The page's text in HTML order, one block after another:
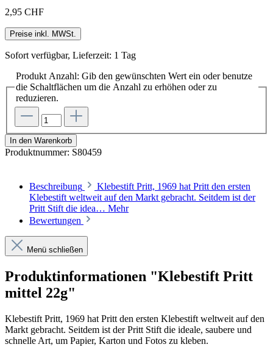
2,95 CHF
Preise inkl. MWSt.
Sofort verfügbar, Lieferzeit: 1 Tag
Produkt Anzahl: Gib den gewünschten Wert ein oder benutze
die Schaltflächen um die Anzahl zu erhöhen oder zu
reduzieren.
In den Warenkorb
Produktnummer: S80459
Beschreibung
Klebestift Pritt, 1969 hat Pritt den ersten
Klebestift weltweit auf den Markt gebracht. Seitdem ist der
Pritt Stift die idea… Mehr
Bewertungen
Menü schließen
Produktinformationen "Klebestift Pritt
mittel 22g"
Klebestift Pritt, 1969 hat Pritt den ersten Klebestift weltweit auf den
Markt gebracht. Seitdem ist der Pritt Stift die ideale, saubere und
schnelle Art, um Papier, Karton und Fotos zu kleben.